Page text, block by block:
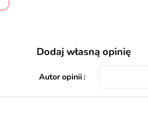
Dodaj własną opinię
Autor opinii